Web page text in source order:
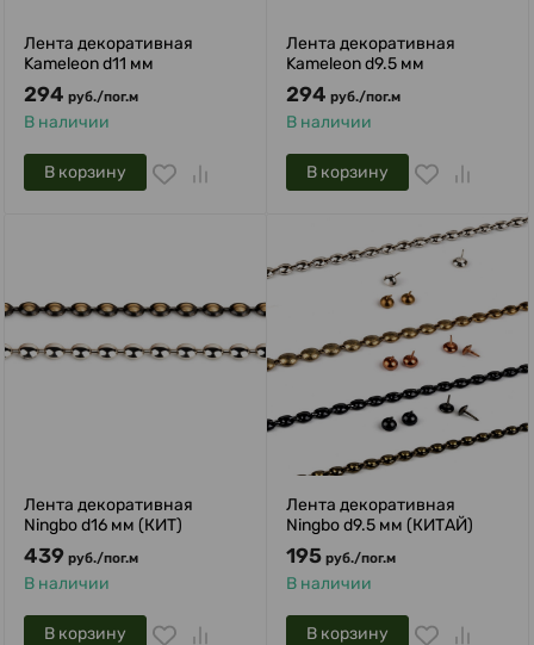
Лента декоративная
Kameleon d11 мм
294 руб./пог.м
В наличии
В корзину
Лента декоративная
Kameleon d9.5 мм
294 руб./пог.м
В наличии
В корзину
Лента декоративная
Ningbo d16 мм (КИТ)
439 руб./пог.м
В наличии
В корзину
Лента декоративная
Ningbo d9.5 мм (КИТАЙ)
195 руб./пог.м
В наличии
В корзину